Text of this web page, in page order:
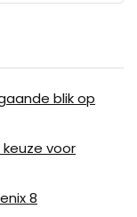
blik op
voor
8